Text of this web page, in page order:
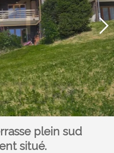
plein sud
situé.